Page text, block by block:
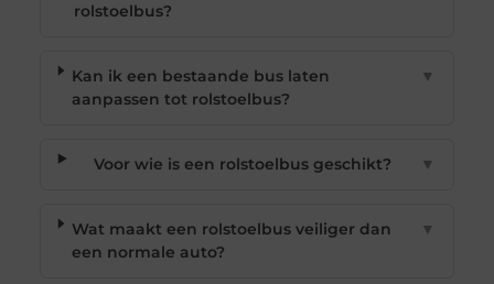
rolstoelbus?
Kan ik een bestaande bus laten
aanpassen tot rolstoelbus?
▼
Voor wie is een rolstoelbus geschikt? ▼
Wat maakt een rolstoelbus veiliger dan
een normale auto?
▼